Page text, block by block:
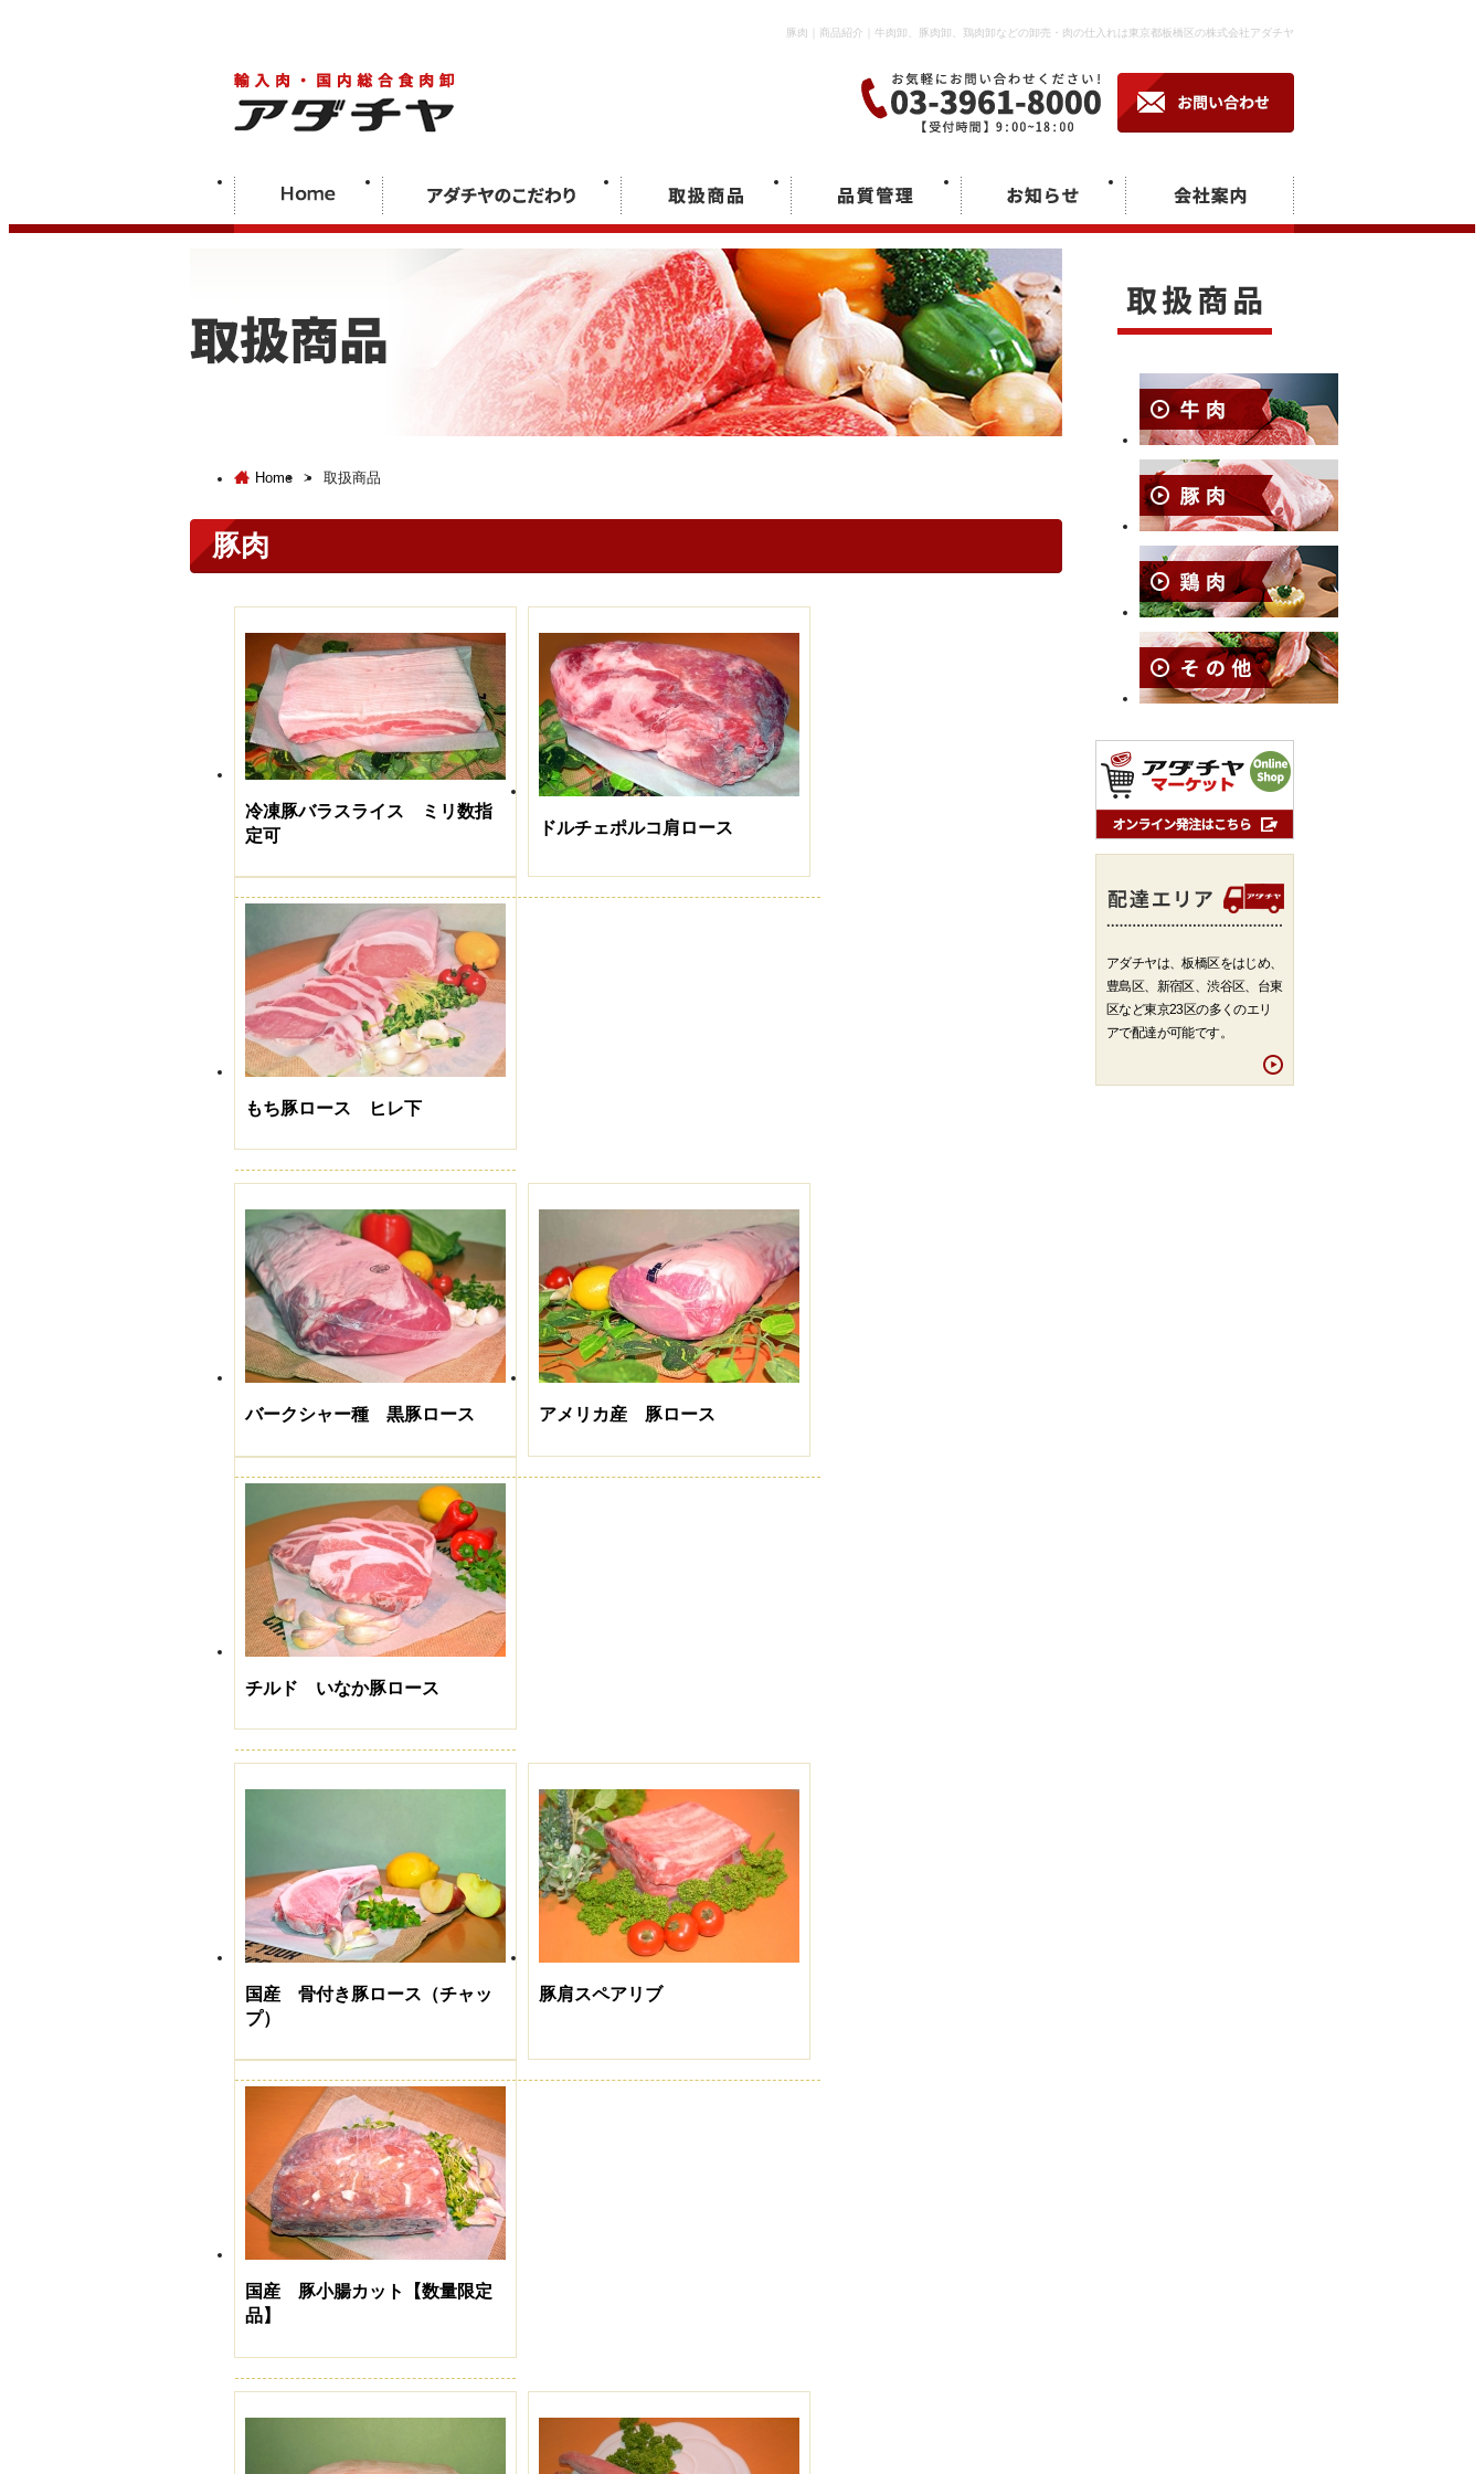
豚肉｜商品紹介｜牛肉卸、豚肉卸、鶏肉卸などの卸売・肉の仕入れは東京都板橋区の株式会社アダチヤ
Home > 取扱商品
豚肉
冷凍豚バラスライス ミリ数指
定可
ドルチェポルコ肩ロース
もち豚ロース ヒレ下
バークシャー種 黒豚ロース アメリカ産 豚ロース
チルド いなか豚ロース
国産 骨付き豚ロース（チャッ
プ）
豚肩スペアリブ
国産 豚小腸カット【数量限定
品】
アダチヤは、板橋区をはじめ、
豊島区、新宿区、渋谷区、台東
区など東京23区の多くのエリ
アで配達が可能です。